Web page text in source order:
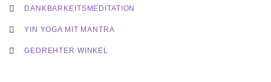
DANKBARKEITSMEDITATION
YIN YOGA MIT MANTRA
GEDREHTER WINKEL